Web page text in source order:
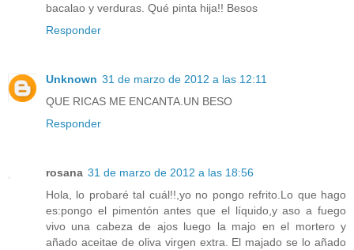
bacalao y verduras. Qué pinta hija!! Besos
Responder
Unknown 31 de marzo de 2012 a las 12:11
QUE RICAS ME ENCANTA.UN BESO
Responder
rosana 31 de marzo de 2012 a las 18:56
Hola, lo probaré tal cuál!!,yo no pongo refrito.Lo que hago
es:pongo el pimentón antes que el líquido,y aso a fuego
vivo una cabeza de ajos luego la majo en el mortero y
añado aceitae de oliva virgen extra. El majado se lo añado